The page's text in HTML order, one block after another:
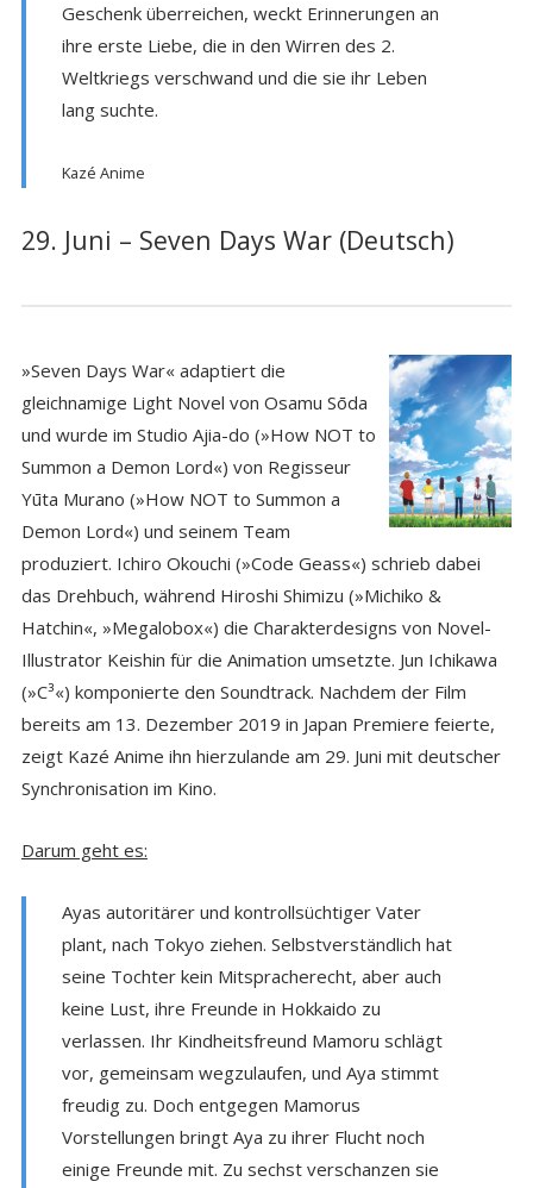
Geschenk überreichen, weckt Erinnerungen an
ihre erste Liebe, die in den Wirren des 2.
Weltkriegs verschwand und die sie ihr Leben
lang suchte.
Kazé Anime
29. Juni – Seven Days War (Deutsch)
»Seven Days War« adaptiert die
gleichnamige Light Novel von Osamu Sōda
und wurde im Studio Ajia-do (»How NOT to
Summon a Demon Lord«) von Regisseur
Yūta Murano (»How NOT to Summon a
Demon Lord«) und seinem Team
produziert. Ichiro Okouchi (»Code Geass«) schrieb dabei
das Drehbuch, während Hiroshi Shimizu (»Michiko &
Hatchin«, »Megalobox«) die Charakterdesigns von Novel-
Illustrator Keishin für die Animation umsetzte. Jun Ichikawa
(»C³«) komponierte den Soundtrack. Nachdem der Film
bereits am 13. Dezember 2019 in Japan Premiere feierte,
zeigt Kazé Anime ihn hierzulande am 29. Juni mit deutscher
Synchronisation im Kino.
Darum geht es:
Ayas autoritärer und kontrollsüchtiger Vater
plant, nach Tokyo ziehen. Selbstverständlich hat
seine Tochter kein Mitspracherecht, aber auch
keine Lust, ihre Freunde in Hokkaido zu
verlassen. Ihr Kindheitsfreund Mamoru schlägt
vor, gemeinsam wegzulaufen, und Aya stimmt
freudig zu. Doch entgegen Mamorus
Vorstellungen bringt Aya zu ihrer Flucht noch
einige Freunde mit. Zu sechst verschanzen sie